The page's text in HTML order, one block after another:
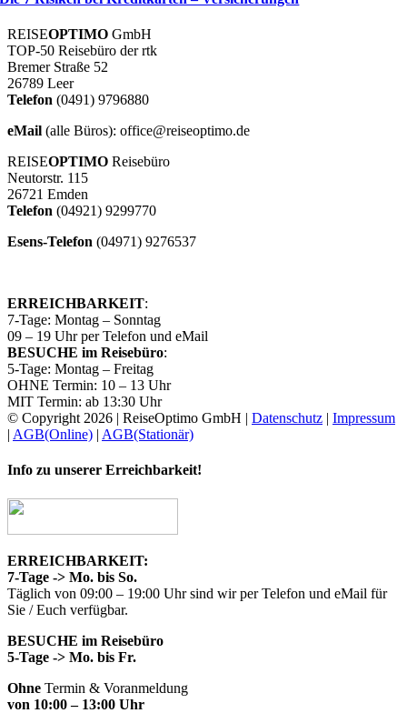
REISEOPTIMO GmbH
TOP-50 Reisebüro der rtk
Bremer Straße 52
26789 Leer
Telefon (0491) 9796880
eMail (alle Büros): office@reiseoptimo.de
REISEOPTIMO Reisebüro
Neutorstr. 115
26721 Emden
Telefon (04921) 9299770
Esens-Telefon (04971) 9276537
ERREICHBARKEIT:
7-Tage: Montag – Sonntag
09 – 19 Uhr per Telefon und eMail
BESUCHE im Reisebüro:
5-Tage: Montag – Freitag
OHNE Termin: 10 – 13 Uhr
MIT Termin: ab 13:30 Uhr
© Copyright 2026 | ReiseOptimo GmbH | Datenschutz | Impressum
| AGB(Online) | AGB(Stationär)
Toggle
Bar
Area
Info zu unserer Erreichbarkeit!
ERREICHBARKEIT:
7-Tage -> Mo. bis So.
Täglich von 09:00 – 19:00 Uhr sind wir per Telefon und eMail für
Sie / Euch verfügbar.
BESUCHE im Reisebüro
5-Tage -> Mo. bis Fr.
Ohne Termin & Voranmeldung
von 10:00 – 13:00 Uhr